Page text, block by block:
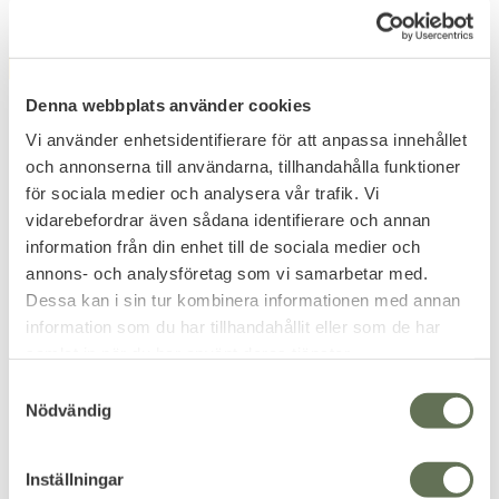
Denna webbplats använder cookies
Vi använder enhetsidentifierare för att anpassa innehållet
och annonserna till användarna, tillhandahålla funktioner
för sociala medier och analysera vår trafik. Vi
vidarebefordrar även sådana identifierare och annan
information från din enhet till de sociala medier och
annons- och analysföretag som vi samarbetar med.
Dessa kan i sin tur kombinera informationen med annan
information som du har tillhandahållit eller som de har
Nödvändig
Inställningar
Add to favorites
Foxseal Vented Chest
Seal Svensk/Norsk
Add to favorites
Brandit Molle First Aid
Pouch Premium
ryggsäck eller bug-out-väska.